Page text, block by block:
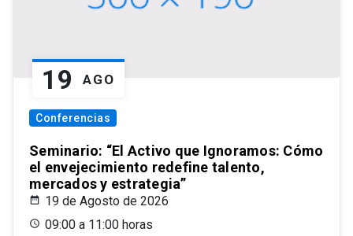
19 AGO
Conferencias
Seminario: “El Activo que Ignoramos: Cómo
el envejecimiento redefine talento,
mercados y estrategia”
19 de Agosto de 2026
09:00 a 11:00 horas